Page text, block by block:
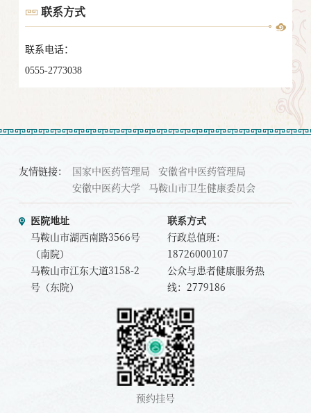
人。其中马鞍山市杰出青年中医2人，高
级职称2人，中级职称4人。硕士学历2
人，本科学历4人。
主要服务内容：
1. 提供中医健康状态、患病风险、饮
食营养、心理及睡眠状况等多元化健康评
方、饮食处方等生活方式处方；
3. 个体化健康咨询与健康宣教。
联系方式
联系电话：
0555-2773038
友情链接： 国家中医药管理局
安徽省中医药管理局
安徽中医药大学
马鞍山市卫生健康委员会
医院地址
马鞍山市湖西南路3566号
（南院）
马鞍山市江东大道3158-2
号（东院）
联系方式
行政总值班：
18726000107
公众与患者健康服务热
线：2779186
预约挂号